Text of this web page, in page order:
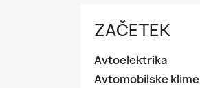
ZAČETEK
Avtoelektrika
Avtomobilske klime